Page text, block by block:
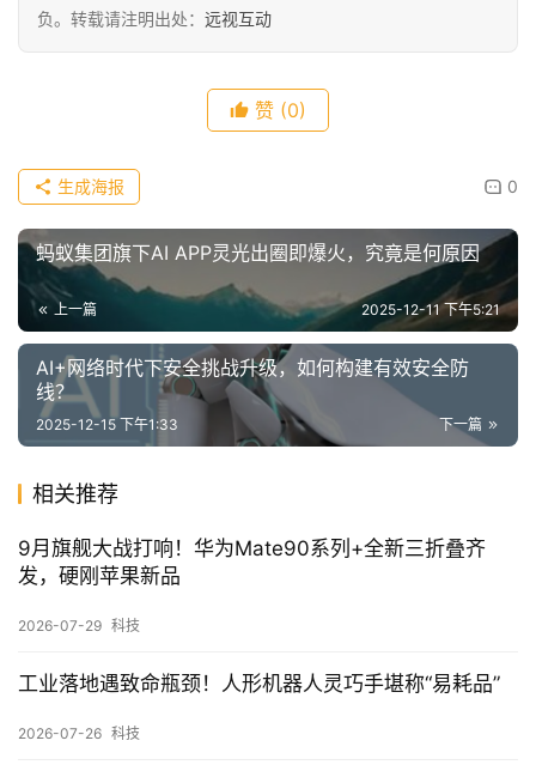
负。转载请注明出处： 远视互动
赞 (0)
0
生成海报
蚂蚁集团旗下AI APP灵光出圈即爆火，究竟是何原因
上一篇 2025-12-11 下午5:21
AI+网络时代下安全挑战升级，如何构建有效安全防
线？
下一篇
2025-12-15 下午1:33
相关推荐
9月旗舰大战打响！华为Mate90系列+全新三折叠齐
发，硬刚苹果新品
2026-07-29 科技
工业落地遇致命瓶颈！人形机器人灵巧手堪称“易耗品”
2026-07-26 科技